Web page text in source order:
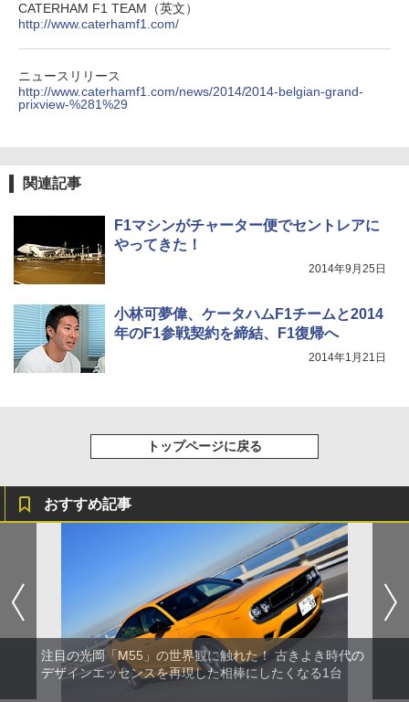
CATERHAM F1 TEAM（英文）
http://www.caterhamf1.com/
ニュースリリース
http://www.caterhamf1.com/news/2014/2014-belgian-grand-
prixview-%281%29
関連記事
F1マシンがチャーター便でセントレアに
やってきた！
2014年9月25日
小林可夢偉、ケータハムF1チームと2014
年のF1参戦契約を締結、F1復帰へ
2014年1月21日
トップページに戻る
おすすめ記事
注目の光岡「M55」の世界観に触れた！ 古きよき時代の
デザインエッセンスを再現した相棒にしたくなる1台